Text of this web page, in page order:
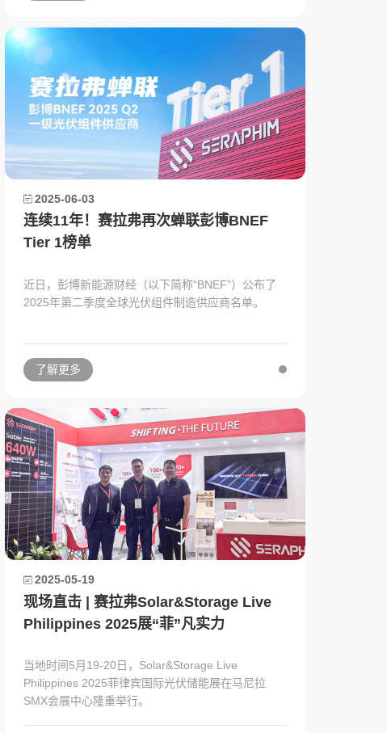
2025-06-03
连续11年！赛拉弗再次蝉联彭博BNEF
Tier 1榜单
近日，彭博新能源财经（以下简称“BNEF”）公布了
2025年第二季度全球光伏组件制造供应商名单。
了解更多
2025-05-19
现场直击 | 赛拉弗Solar&Storage Live
Philippines 2025展“菲”凡实力
当地时间5月19-20日，Solar&Storage Live
Philippines 2025菲律宾国际光伏储能展在马尼拉
SMX会展中心隆重举行。